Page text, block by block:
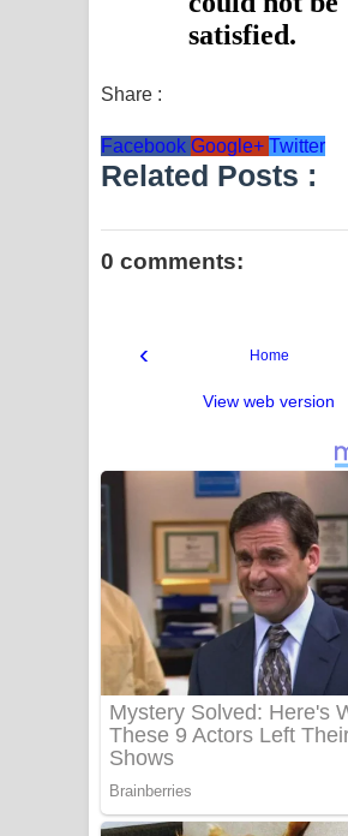
Share :
Facebook Google+ Twitter
Related Posts :
0 comments:
‹ Home
View web version